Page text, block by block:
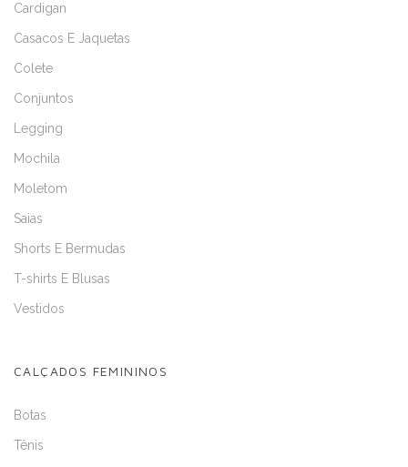
Cardigan
Casacos E Jaquetas
Colete
Conjuntos
Legging
Mochila
Moletom
Saias
Shorts E Bermudas
T-shirts E Blusas
Vestidos
CALÇADOS FEMININOS
Botas
Tênis